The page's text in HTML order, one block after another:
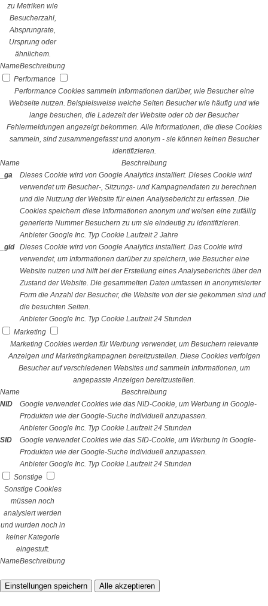
zu Metriken wie
Besucherzahl,
Absprungrate,
Ursprung oder
ähnlichem.
NameBeschreibung
Performance
Performance Cookies sammeln Informationen darüber, wie Besucher eine
Webseite nutzen. Beispielsweise welche Seiten Besucher wie häufig und wie
lange besuchen, die Ladezeit der Website oder ob der Besucher
Fehlermeldungen angezeigt bekommen. Alle Informationen, die diese Cookies
sammeln, sind zusammengefasst und anonym - sie können keinen Besucher
identifizieren.
Name
Beschreibung
_ga
Dieses Cookie wird von Google Analytics installiert. Dieses Cookie wird
verwendet um Besucher-, Sitzungs- und Kampagnendaten zu berechnen
und die Nutzung der Website für einen Analysebericht zu erfassen. Die
Cookies speichern diese Informationen anonym und weisen eine zufällig
generierte Nummer Besuchern zu um sie eindeutig zu identifizieren.
Anbieter Google Inc. Typ Cookie Laufzeit 2 Jahre
_gid
Dieses Cookie wird von Google Analytics installiert. Das Cookie wird
verwendet, um Informationen darüber zu speichern, wie Besucher eine
Website nutzen und hilft bei der Erstellung eines Analyseberichts über den
Zustand der Website. Die gesammelten Daten umfassen in anonymisierter
Form die Anzahl der Besucher, die Website von der sie gekommen sind und
die besuchten Seiten.
Anbieter Google Inc. Typ Cookie Laufzeit 24 Stunden
Marketing
Marketing Cookies werden für Werbung verwendet, um Besuchern relevante
Anzeigen und Marketingkampagnen bereitzustellen. Diese Cookies verfolgen
Besucher auf verschiedenen Websites und sammeln Informationen, um
angepasste Anzeigen bereitzustellen.
Name
Beschreibung
NID
Google verwendet Cookies wie das NID-Cookie, um Werbung in Google-
Produkten wie der Google-Suche individuell anzupassen.
Anbieter Google Inc. Typ Cookie Laufzeit 24 Stunden
SID
Google verwendet Cookies wie das SID-Cookie, um Werbung in Google-
Produkten wie der Google-Suche individuell anzupassen.
Anbieter Google Inc. Typ Cookie Laufzeit 24 Stunden
Sonstige
Sonstige Cookies
müssen noch
analysiert werden
und wurden noch in
keiner Kategorie
eingestuft.
NameBeschreibung
Einstellungen speichern Alle akzeptieren